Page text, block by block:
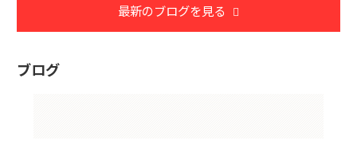
最新のブログを見る
ブログ